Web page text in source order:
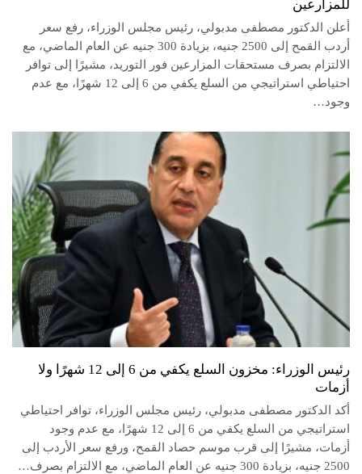
للمزارعين
أعلن الدكتور مصطفى مدبولي، رئيس مجلس الوزراء، رفع سعر
أردب القمح إلى 2500 جنيه، بزيادة 300 جنيه عن العام الماضي، مع
الالتزام بصرف مستحقات المزارعين فور التوريد، مشيرًا إلى توافر
احتياطي استراتيجي من السلع يكفي من 6 إلى 12 شهرًا، مع عدم
وجود…
رئيس الوزراء: مخزون السلع يكفي من 6 إلى 12 شهرًا ولا
أزمات
أكد الدكتور مصطفى مدبولي، رئيس مجلس الوزراء، توافر احتياطي
استراتيجي من السلع يكفي من 6 إلى 12 شهرًا، مع عدم وجود
أزمات، مشيرًا إلى قرب موسم حصاد القمح، ورفع سعر الأردب إلى
2500 جنيه، بزيادة 300 جنيه عن العام الماضي، مع الالتزام بصرف…